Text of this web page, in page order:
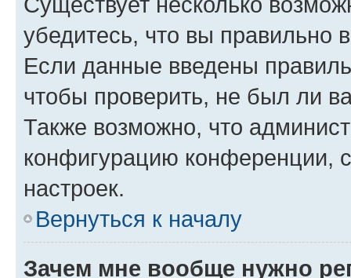
убедитесь, что вы правильно
Если данные введены
чтобы проверить, не был ли
Также возможно, что
конфигурацию конференции,
настроек.
Вернуться к началу
Зачем мне вообще нужно